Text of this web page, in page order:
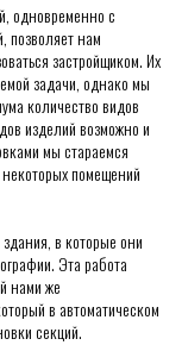
одновременно с
позволяет нам
застройщиком. Их
задачи, однако мы
количество видов
изделий возможно и
мы стараемся
помещений
в которые они
Эта работа
нами же
в автоматическом
секций.